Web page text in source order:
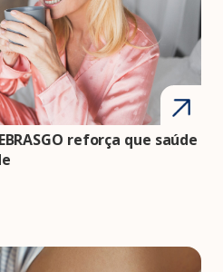
reforça que saúde